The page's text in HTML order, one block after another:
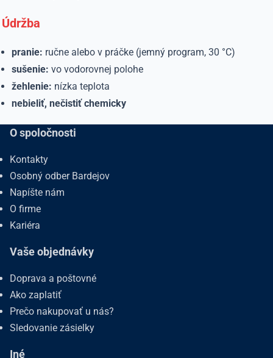
Údržba
pranie: ručne alebo v práčke (jemný program, 30 °C)
sušenie: vo vodorovnej polohe
žehlenie: nízka teplota
nebieliť, nečistiť chemicky
O spoločnosti
Kontakty
Osobný odber Bardejov
Napíšte nám
O firme
Kariéra
Vaše objednávky
Doprava a poštovné
Ako zaplatiť
Prečo nakupovať u nás?
Sledovanie zásielky
Iné